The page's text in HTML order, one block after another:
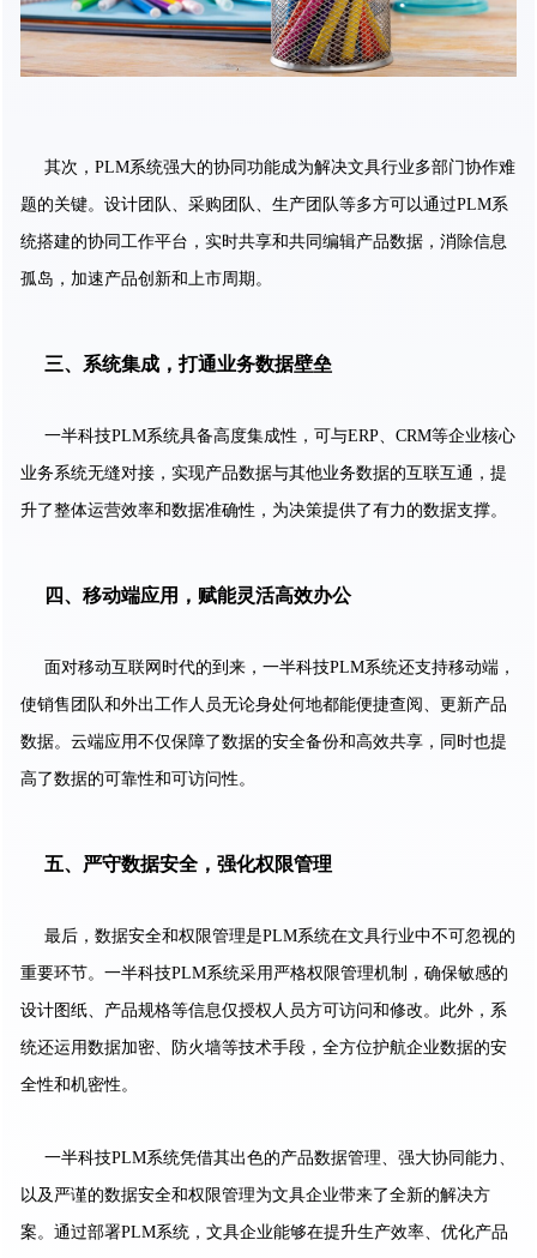
其次，PLM系统强大的协同功能成为解决文具行业多部门协作难
题的关键。设计团队、采购团队、生产团队等多方可以通过PLM系
统搭建的协同工作平台，实时共享和共同编辑产品数据，消除信息
孤岛，加速产品创新和上市周期。
三、系统集成，打通业务数据壁垒
一半科技PLM系统具备高度集成性，可与ERP、CRM等企业核心
业务系统无缝对接，实现产品数据与其他业务数据的互联互通，提
升了整体运营效率和数据准确性，为决策提供了有力的数据支撑。
四、移动端应用，赋能灵活高效办公
面对移动互联网时代的到来，一半科技PLM系统还支持移动端，
使销售团队和外出工作人员无论身处何地都能便捷查阅、更新产品
数据。云端应用不仅保障了数据的安全备份和高效共享，同时也提
高了数据的可靠性和可访问性。
五、严守数据安全，强化权限管理
最后，数据安全和权限管理是PLM系统在文具行业中不可忽视的
重要环节。一半科技PLM系统采用严格权限管理机制，确保敏感的
设计图纸、产品规格等信息仅授权人员方可访问和修改。此外，系
统还运用数据加密、防火墙等技术手段，全方位护航企业数据的安
全性和机密性。
一半科技PLM系统凭借其出色的产品数据管理、强大协同能力、
以及严谨的数据安全和权限管理为文具企业带来了全新的解决方
案。通过部署PLM系统，文具企业能够在提升生产效率、优化产品